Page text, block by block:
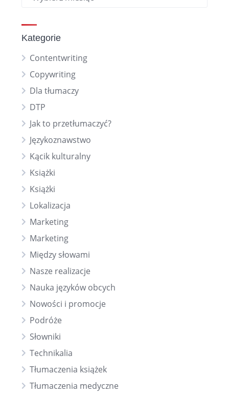
Kategorie
Contentwriting
Copywriting
Dla tłumaczy
DTP
Jak to przetłumaczyć?
Językoznawstwo
Kącik kulturalny
Książki
Książki
Lokalizacja
Marketing
Marketing
Między słowami
Nasze realizacje
Nauka języków obcych
Nowości i promocje
Podróże
Słowniki
Technikalia
Tłumaczenia książek
Tłumaczenia medyczne